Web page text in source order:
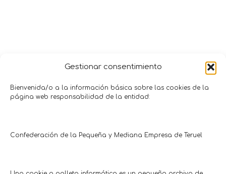
Gestionar consentimiento
Bienvenida/o a la información básica sobre las cookies de la
página web responsabilidad de la entidad:
Confederación de la Pequeña y Mediana Empresa de Teruel
Promociones y Ofertas
CON CUPÓN CON CUPÓN